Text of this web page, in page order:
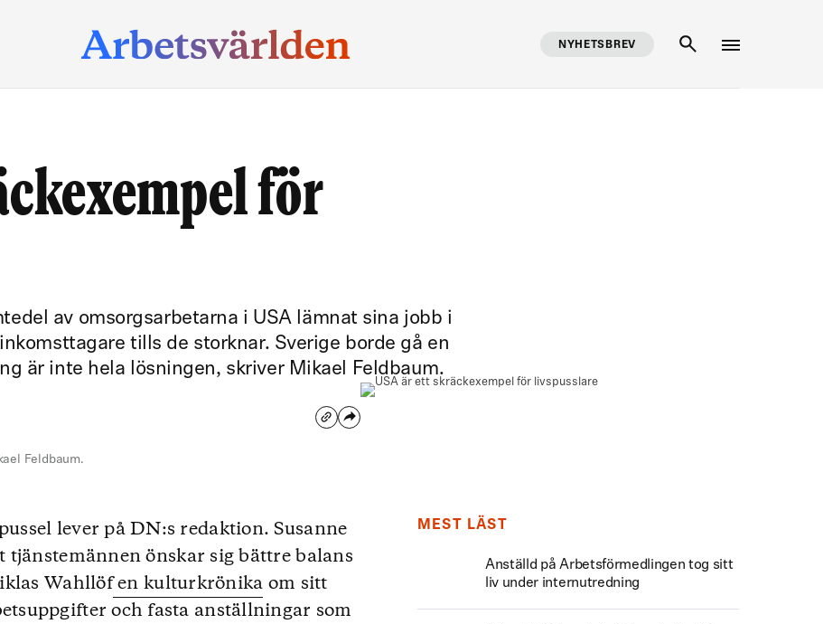
NYHETSBREV
för
av omsorgsarbetarna i USA lämnat sina jobb i
tills de storknar. Sverige borde gå en
är inte hela lösningen, skriver Mikael Feldbaum.
Feldbaum.
lever på DN:s redaktion. Susanne
tjänstemännen önskar sig bättre balans
Wahllöfen kulturkrönika om sitt
och fasta anställningar som
MEST LÄST
Anställd på Arbetsförmedlingen tog sitt
liv under internutredning